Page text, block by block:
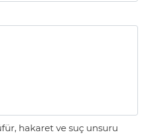
hakaret ve suç unsuru